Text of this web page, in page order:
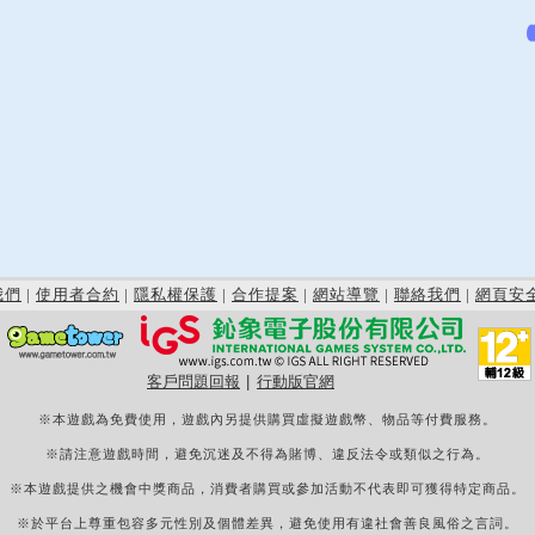
們 | 使用者合約 | 隱私權保護 | 合作提案 | 網站導覽 | 聯絡我們 | 網頁安
客戶問題回報 行動版官網
※本遊戲為免費使用，遊戲內另提供購買虛擬遊戲幣、物品等付費服務。
※請注意遊戲時間，避免沉迷及不得為賭博、違反法令或類似之行為。
※本遊戲提供之機會中獎商品，消費者購買或參加活動不代表即可獲得特定商品。
※於平台上尊重包容多元性別及個體差異，避免使用有違社會善良風俗之言詞。